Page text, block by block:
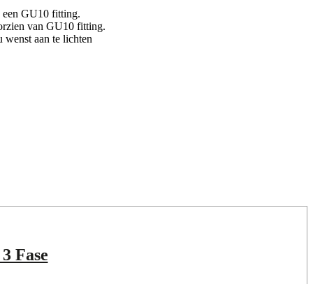
een GU10 fitting.
van GU10 fitting.
aan te lichten
Fase